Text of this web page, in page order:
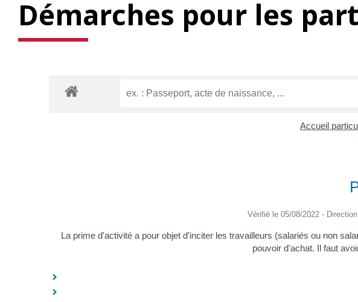
Démarches pour les
Accueil
Vérifié le 05/08/2022 -
La prime d'activité a pour objet d'inciter les travailleurs (salariés ou non
pouvoir d'achat. Il faut